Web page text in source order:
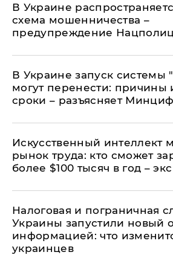
В Украине
схема мошенничества –
предупреждение
В Украине запуск системы
могут перенести: причины
сроки – разъясняет
Искусственный интеллект
рынок труда: кто сможет
более $100 тысяч в год –
Налоговая и пограничная
Украины запустили новый
информацией: что
украинцев